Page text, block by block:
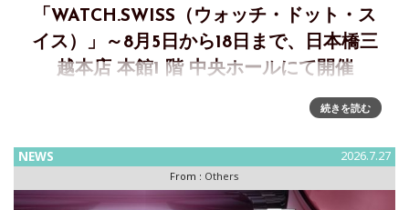
「WATCH.SWISS（ウォッチ・ドット・ス
イス）」～8月5日から18日まで、日本橋三
越本店 本館1 階 中央ホールにて開催
スイス時計産業の魅力を幅広い世代に伝える体験型エキシビ
ション「WATCH.SWISS（ウォッチ・ドット・スイス）」が、
イン会場に登場「WATCH.SWISS」は、スイス時計協会FHが
続きを読む
NEWS 2026.7.27
From : Others